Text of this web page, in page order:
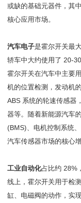
或缺的基础元器件，其
核心应用市场。
汽车电子是霍尔开关最
轿车中大约使用了 20-
霍尔开关在汽车中主要
机的位置检测，发动机
ABS 系统的轮速传感器
器等。随着新能源汽车
(BMS)、电机控制系统
汽车传感器市场的核心增
工业自动化占比约 28%
线上，霍尔开关用于检
缸、电磁阀的动作，实